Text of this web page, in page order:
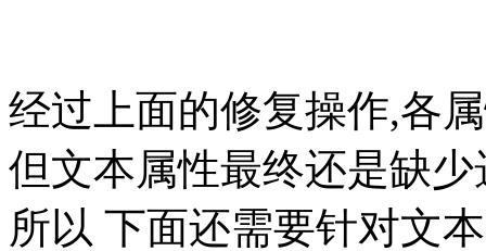
经过上面的修复操作,各
但文本属性最终还是缺
所以 下面还需要针对文